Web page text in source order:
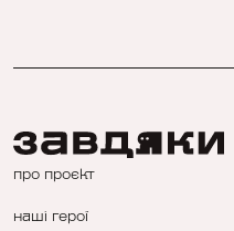
про проєкт
наші герої